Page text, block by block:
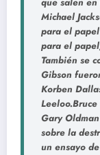
que salen
Michael
para el
para el
También se
Gibson
Korben
Gary
sobre la
un ensayo